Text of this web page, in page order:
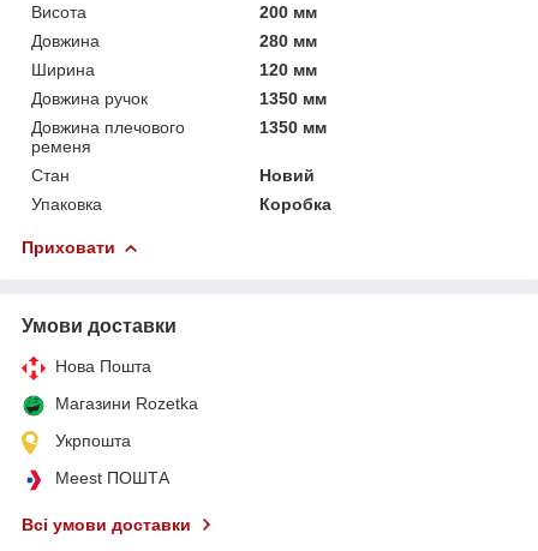
Висота
200 мм
Довжина
280 мм
Ширина
120 мм
Довжина ручок
1350 мм
Довжина плечового
ременя
1350 мм
Стан
Новий
Упаковка
Коробка
Приховати
Умови доставки
Нова Пошта
Магазини Rozetka
Укрпошта
Meest ПОШТА
Всі умови доставки